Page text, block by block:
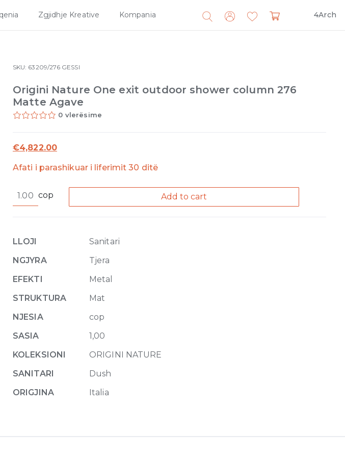
Zgjidhje Kreative Kompania 4Arch
Search
for:
SKU: 63209/276 GESSI
Origini Nature One exit outdoor shower column 276
Matte Agave
0 vlerësime
€4,822.00
Afati i parashikuar i liferimit 30 ditë
Nature
shower
column
Matte
Agave
cop Add to cart
LLOJI
Sanitari
NGJYRA
Tjera
EFEKTI
Metal
STRUKTURA
Mat
NJESIA
cop
SASIA
1,00
KOLEKSIONI
ORIGINI NATURE
SANITARI
Dush
ORIGJINA
Italia